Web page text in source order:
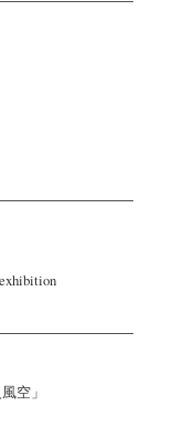
空」